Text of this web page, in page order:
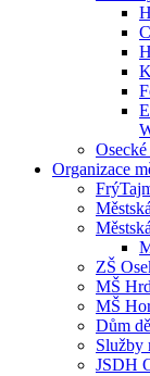
Organizace
ZŠ
MŠ
MŠ
Dům
Služby
JSDH